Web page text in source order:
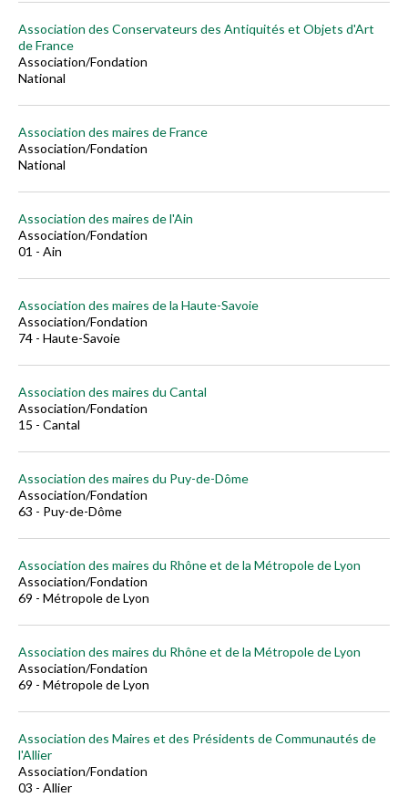
Association des Conservateurs des Antiquités et Objets d'Art
de France
Association/Fondation
National
Association des maires de France
Association/Fondation
National
Association des maires de l'Ain
Association/Fondation
01 - Ain
Association des maires de la Haute-Savoie
Association/Fondation
74 - Haute-Savoie
Association des maires du Cantal
Association/Fondation
15 - Cantal
Association des maires du Puy-de-Dôme
Association/Fondation
63 - Puy-de-Dôme
Association des maires du Rhône et de la Métropole de Lyon
Association/Fondation
69 - Métropole de Lyon
Association des maires du Rhône et de la Métropole de Lyon
Association/Fondation
69 - Métropole de Lyon
Association des Maires et des Présidents de Communautés de
l'Allier
Association/Fondation
03 - Allier